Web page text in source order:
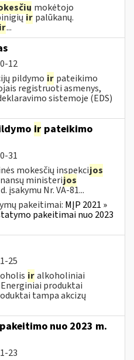
mokėtojo
ir palūkanų.
ir...
12
pildymo ir pateikimo
registruoti asmenys,
sistemoje (EDS)
ir pateikimo
31
mokesčių inspekcijos
ministerijos
įsakymu Nr. VA-81...
pakeitimai: MĮP 2021 »
pakeitimai nuo 2023
25
iralkoholiniai
produktai
tampa akcizų
nuo 2023 m.
23